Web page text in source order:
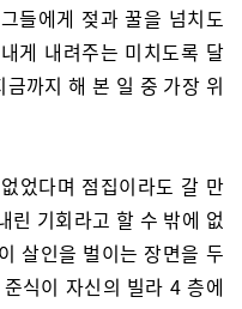
들에게 젖과 꿀을 넘치도
게 내려주는 미치도록 달
까지 해 본 일 중 가장 위
었다며 점집이라도 갈 만
린 기회라고 할 수 밖에 없
살인을 벌이는 장면을 두
식이 자신의 빌라 4 층에